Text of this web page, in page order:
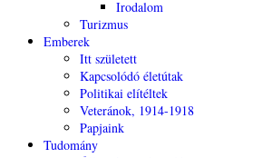
Irodalom
Turizmus
Emberek
Itt született
Kapcsolódó életútak
Politikai elítéltek
Veteránok, 1914-1918
Papjaink
Tudomány